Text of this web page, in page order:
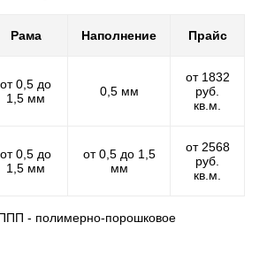
Рама Наполнение Прайс
от 0,5 до
1,5 мм
0,5 мм
от 1832
руб.
кв.м.
от 0,5 до
1,5 мм
от 0,5 до 1,5
мм
от 2568
руб.
кв.м.
- полимерно-порошковое